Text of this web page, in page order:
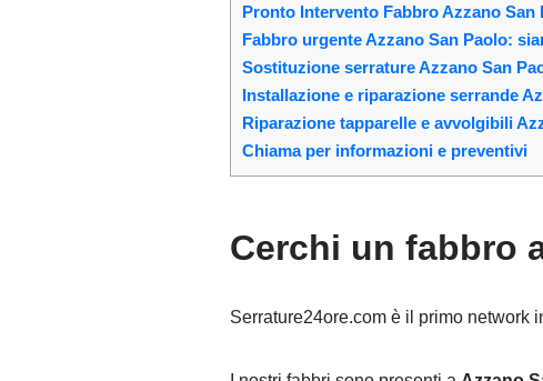
Pronto Intervento Fabbro Azzano San
Fabbro urgente Azzano San Paolo:
Sostituzione serrature Azzano San
Installazione e riparazione serrande
Riparazione tapparelle e avvolgibili
Chiama per informazioni e preventivi
Cerchi un fabbro
Serrature24ore.com è il primo network